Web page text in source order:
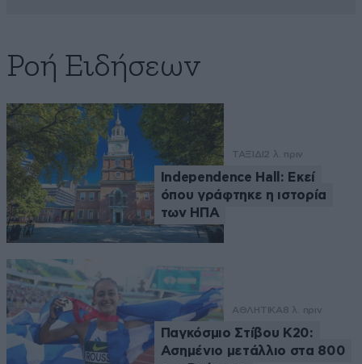
Ροή Ειδήσεων
ΤΑΞΙΔΙ2 λ. πριν
Independence Hall: Εκεί
όπου γράφτηκε η ιστορία
των ΗΠΑ
ΑΘΛΗΤΙΚΑ8 λ. πριν
Παγκόσμιο Στίβου Κ20:
Ασημένιο μετάλλιο στα 800